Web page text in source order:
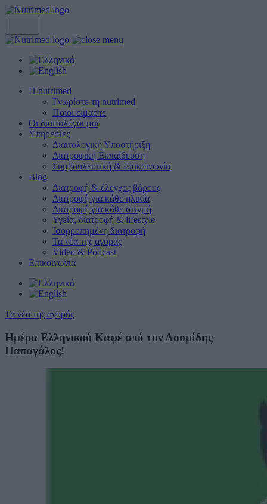
Η nutrimed
Γνωρίστε τη nutrimed
Ποιοι είμαστε
Οι διαιτολόγοι μας
Υπηρεσίες
Διαιτολογική Υποστήριξη
Διατροφική Εκπαίδευση
Συμβουλευτική & Επικοινωνία
Blog
Διατροφή & έλεγχος βάρους
Διατροφή για κάθε ηλικία
Διατροφή για κάθε στιγμή
Υγεία, διατροφή & lifestyle
Ισορροπημένη διατροφή
Τα νέα της αγοράς
Video & Podcast
Επικοινωνία
Τα νέα της αγοράς
Ημέρα Ελληνικού Καφέ από τον Λουμίδης
Παπαγάλος!